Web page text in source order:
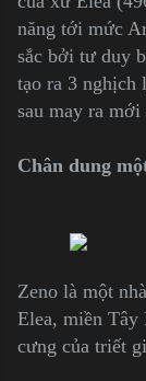
năng tới mức
sắc bởi tư duy
tạo ra 3 nghịch
sau may ra
Chân dung
Zeno là một
Elea, miền Tây
cưng của triết